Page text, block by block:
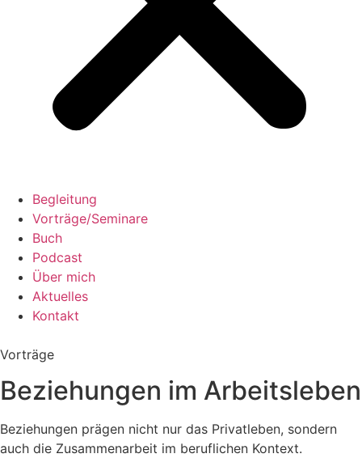
Begleitung
Vorträge/Seminare
Buch
Podcast
Über mich
Aktuelles
Kontakt
Vorträge
Beziehungen im Arbeitsleben
Beziehungen prägen nicht nur das Privatleben, sondern
auch die Zusammenarbeit im beruflichen Kontext.